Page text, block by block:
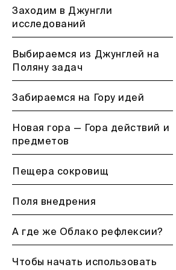
Заходим в Джунгли
исследований
Выбираемся из Джунглей на
Поляну задач
Забираемся на Гору идей
Новая гора — Гора действий и
предметов
Пещера сокровищ
Поля внедрения
А где же Облако рефлексии?
Чтобы начать использовать